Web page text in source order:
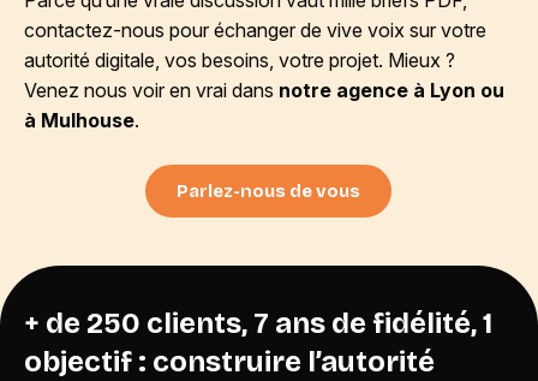
contactez-nous pour échanger de vive voix sur votre
autorité digitale, vos besoins, votre projet. Mieux ?
Venez nous voir en vrai dans notre agence à Lyon ou
à Mulhouse.
Parlez-nous de vous
+ de 250 clients, 7 ans de fidélité, 1
objectif : construire l’autorité